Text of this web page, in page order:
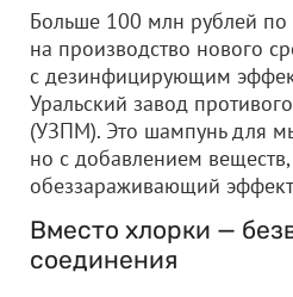
Больше 100 млн рублей
на производство нового
с дезинфицирующим
Уральский завод
(УЗПМ). Это шампунь для
но с добавлением
обеззараживающий
Вместо хлорки —
соединения